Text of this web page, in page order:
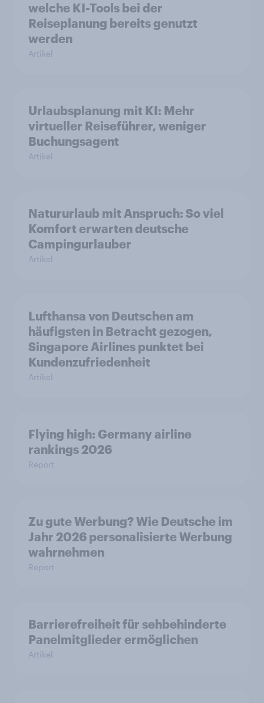
welche KI-Tools bei der
Reiseplanung bereits genutzt
werden
Artikel
Urlaubsplanung mit KI: Mehr
virtueller Reiseführer, weniger
Buchungsagent
Artikel
Natururlaub mit Anspruch: So viel
Komfort erwarten deutsche
Campingurlauber
Artikel
Lufthansa von Deutschen am
häufigsten in Betracht gezogen,
Singapore Airlines punktet bei
Kundenzufriedenheit
Artikel
Flying high: Germany airline
rankings 2026
Report
Zu gute Werbung? Wie Deutsche im
Jahr 2026 personalisierte Werbung
wahrnehmen
Report
Barrierefreiheit für sehbehinderte
Panelmitglieder ermöglichen
Artikel